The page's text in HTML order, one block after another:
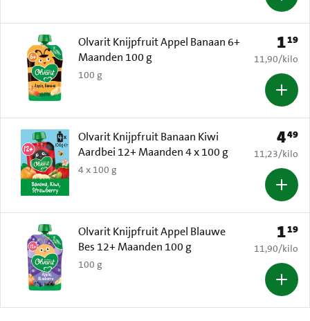
Olvarit Knijpfruit Appel Banaan 6+
Maanden 100 g
100 g
Prijs:
119
€ 11,90 per
11,90/kilo
Olvarit Knijpfruit Banaan Kiwi
Aardbei 12+ Maanden 4 x 100 g
4 x 100 g
Prijs:
449
€ 11,23 per
11,23/kilo
Olvarit Knijpfruit Appel Blauwe
Bes 12+ Maanden 100 g
100 g
Prijs:
119
€ 11,90 per
11,90/kilo